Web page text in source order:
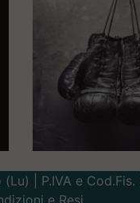
| P.IVA e
e Resi